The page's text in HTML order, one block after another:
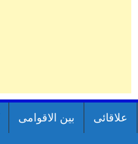
علاقائی بین الاقوامی